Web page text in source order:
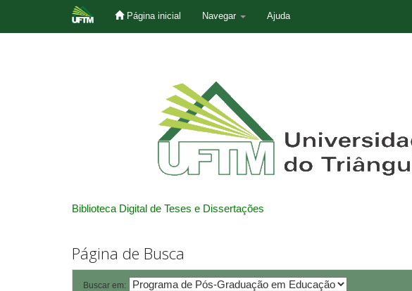
Página inicial Navegar Ajuda
Biblioteca Digital de Teses e Dissertações
Página de Busca
Buscar em: